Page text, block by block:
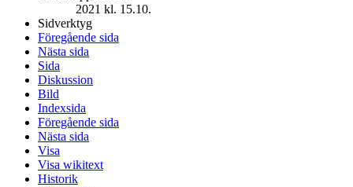
2021 kl. 15.10.
Sidverktyg
Föregående sida
Nästa sida
Sida
Diskussion
Bild
Indexsida
Föregående sida
Nästa sida
Visa
Visa wikitext
Historik